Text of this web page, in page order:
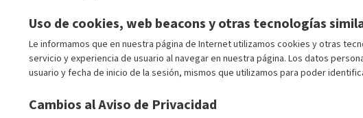
Uso de cookies, web beacons y otras tecnologías
Le informamos que en nuestra página de Internet utilizamos cookies y otras
servicio y experiencia de usuario al navegar en nuestra página. Los datos
usuario y fecha de inicio de la sesión, mismos que utilizamos para poder
Cambios al Aviso de Privacidad